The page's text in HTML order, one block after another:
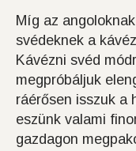
Míg az
svédeknek a
Kávézni svéd
megpróbáljuk
ráérősen isszuk a
eszünk valami
gazdagon